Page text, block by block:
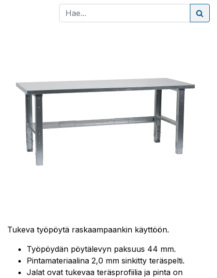
Tukeva työpöytä raskaampaankin käyttöön.
Työpöydän pöytälevyn paksuus 44 mm.
Pintamateriaalina 2,0 mm sinkitty teräspelti.
Jalat ovat tukevaa teräsprofiilia ja pinta on